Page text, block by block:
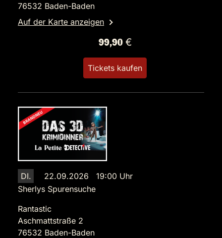
76532 Baden-Baden
Auf der Karte anzeigen
99,90 €
Tickets kaufen
DI.
22.09.2026 19:00 Uhr
Sherlys Spurensuche
Rantastic
Aschmattstraße 2
76532 Baden-Baden